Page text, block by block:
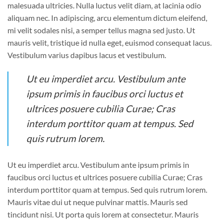
malesuada ultricies. Nulla luctus velit diam, at lacinia odio
aliquam nec. In adipiscing, arcu elementum dictum eleifend,
mi velit sodales nisi, a semper tellus magna sed justo. Ut
mauris velit, tristique id nulla eget, euismod consequat lacus.
Vestibulum varius dapibus lacus et vestibulum.
Ut eu imperdiet arcu. Vestibulum ante
ipsum primis in faucibus orci luctus et
ultrices posuere cubilia Curae; Cras
interdum porttitor quam at tempus. Sed
quis rutrum lorem.
Ut eu imperdiet arcu. Vestibulum ante ipsum primis in
faucibus orci luctus et ultrices posuere cubilia Curae; Cras
interdum porttitor quam at tempus. Sed quis rutrum lorem.
Mauris vitae dui ut neque pulvinar mattis. Mauris sed
tincidunt nisi. Ut porta quis lorem at consectetur. Mauris